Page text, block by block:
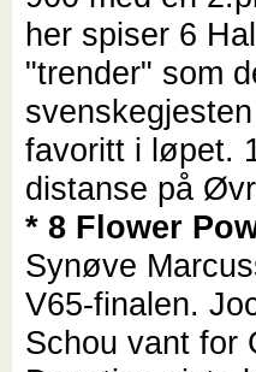
her spiser 6
"trender" som
favoritt i løpet.
distanse på
* 8 Flower
Synøve
V65-finalen.
Schou vant for